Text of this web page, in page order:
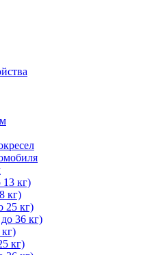
13 кг)
кг)
25 кг)
36 кг)
кг)